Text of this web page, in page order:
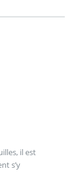
il est
s’y